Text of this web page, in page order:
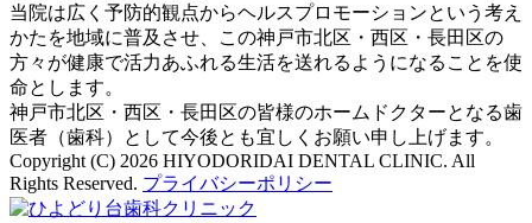
当院は広く予防的観点からヘルスプロモーションという考え
かたを地域に普及させ、この神戸市北区・西区・長田区の
方々が健康で活力あふれる生活を送れるようになることを使
命とします。
神戸市北区・西区・長田区の皆様のホームドクターとなる歯
医者（歯科）として今後とも宜しくお願い申し上げます。
Copyright (C) 2026 HIYODORIDAI DENTAL CLINIC. All
Rights Reserved. プライバシーポリシー